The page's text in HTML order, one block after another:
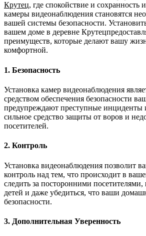
Крутец, где спокойствие и
камеры видеонаблюдения становятся
вашей системы безопасности.
вашем доме в деревне
преимуществ, которые делают вашу
комфортной.
1. Безопасность
Установка камер видеонаблюдения
средством обеспечения безопасности
предупреждают преступные инциденты
сильное средство защиты от воров и
посетителей.
2. Контроль
Установка видеонаблюдения позволит
контроль над тем, что происходит в
следить за посторонними посетителями,
детей и даже убедиться, что ваши
безопасности.
3. Дополнительная Уверенность